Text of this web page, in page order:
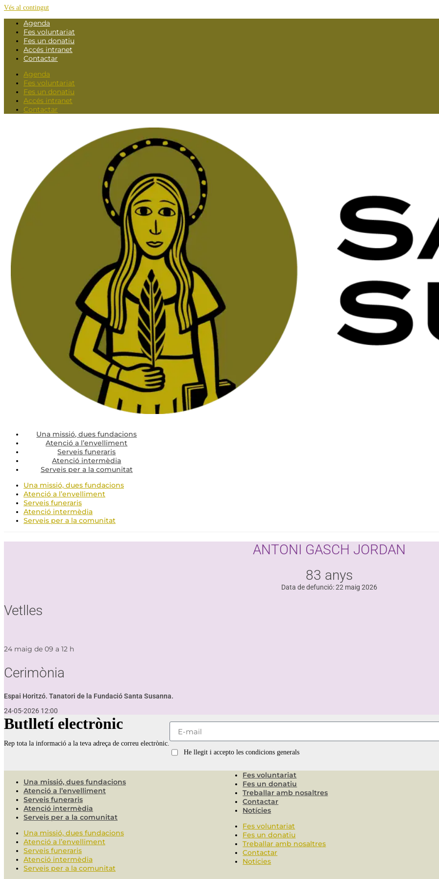
Vés al contingut
Agenda
Fes voluntariat
Fes un donatiu
Accés intranet
Contactar
Agenda
Fes voluntariat
Fes un donatiu
Accés intranet
Contactar
Una missió, dues fundacions
Atenció a l’envelliment
Serveis funeraris
Atenció intermèdia
Serveis per a la comunitat
Una missió, dues fundacions
Atenció a l’envelliment
Serveis funeraris
Atenció intermèdia
Serveis per a la comunitat
ANTONI GASCH JORDAN
83 anys
Data de defunció: 22 maig 2026
Vetlles
24 maig de 09 a 12 h
Cerimònia
Espai Horitzó. Tanatori de la Fundació Santa Susanna.
24-05-2026 12:00
Butlletí electrònic
Rep tota la informació a la teva adreça de correu electrònic.
He llegit i accepto les condicions generals
Una missió, dues fundacions
Atenció a l’envelliment
Serveis funeraris
Atenció intermèdia
Serveis per a la comunitat
Fes voluntariat
Fes un donatiu
Treballar amb nosaltres
Contactar
Notícies
Una missió, dues fundacions
Atenció a l’envelliment
Serveis funeraris
Atenció intermèdia
Serveis per a la comunitat
Fes voluntariat
Fes un donatiu
Treballar amb nosaltres
Contactar
Notícies